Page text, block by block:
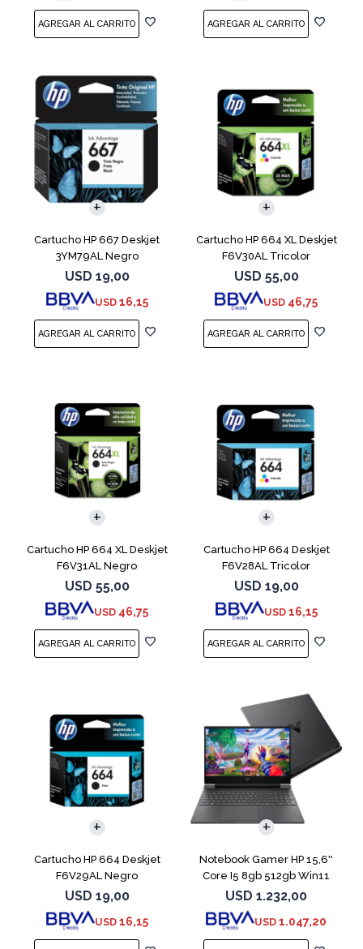
Cartucho HP 667 Deskjet
3YM79AL Negro
USD 19,00
USD 16,15
Cartucho HP 664 XL Deskjet
F6V30AL Tricolor
USD 55,00
USD 46,75
Cartucho HP 664 XL Deskjet
F6V31AL Negro
USD 55,00
USD 46,75
Cartucho HP 664 Deskjet
F6V28AL Tricolor
USD 19,00
USD 16,15
Cartucho HP 664 Deskjet
F6V29AL Negro
USD 19,00
USD 16,15
Notebook Gamer HP 15,6''
Core I5 8gb 512gb Win11
Rtx3050
USD 1.232,00
USD 1.047,20
COMPARAR